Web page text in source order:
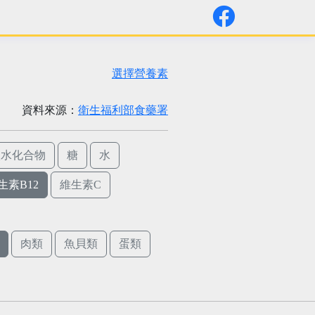
選擇營養素
資料來源： 衛生福利部食藥署
化合物 糖 水
素B12 維生素C
肉類 魚貝類 蛋類